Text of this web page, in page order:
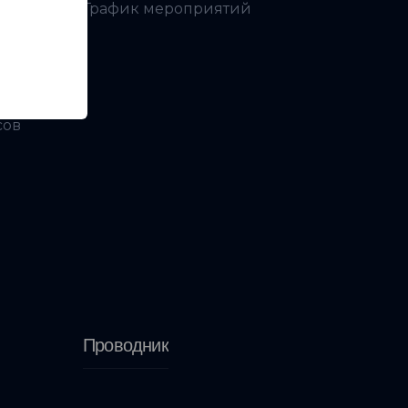
График мероприятий
Проводник